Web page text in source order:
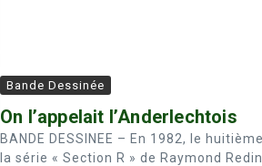
Bande Dessinée
On l’appelait l’Anderlechtois
BANDE DESSINEE – En 1982, le
la série « Section R » de Raymond